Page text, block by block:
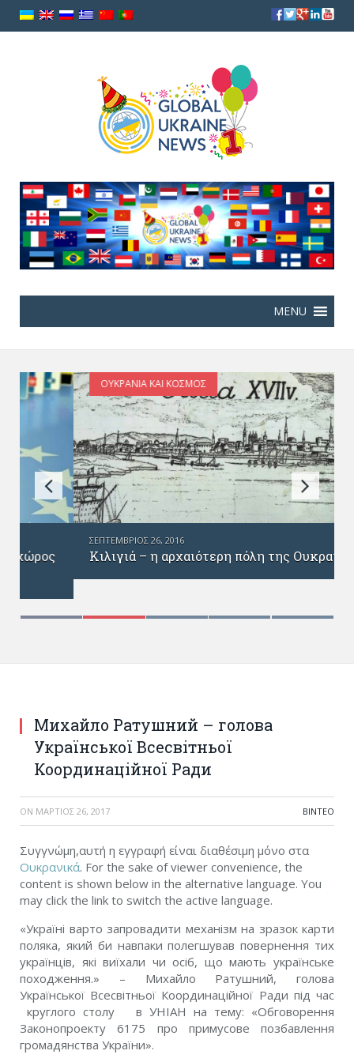
ΟΥΚΡΑΝΊΑ ΚΑΙ ΚΌΣΜΟΣ
ΣΕΠΤΈΜΒΡΙΟΣ 26, 2016
Κιλιγιά – η αρχαιότερη πόλη της Ουκρανίας
Михайло Ратушний – голова Української
Михайло Ратушний – голова
Української Всесвітньої
Координаційної Ради
ON ΜΆΡΤΙΟΣ 26, 2017 ΒΊΝΤΕΟ
Συγγνώμη,αυτή η εγγραφή είναι διαθέσιμη μόνο στα
Ουκρανικά. For the sake of viewer convenience, the
content is shown below in the alternative language. You
may click the link to switch the active language.
«Україні варто запровадити механізм на зразок карти
поляка, який би навпаки полегшував повернення тих
українців, які виїхали чи осіб, що мають українське
походження.» – Михайло Ратушний, голова
Української Всесвітньої Координаційної Ради під час
круглого столу в УНІАН на тему: «Обговорення
Законопроекту 6175 про примусове позбавлення
громадянства України».